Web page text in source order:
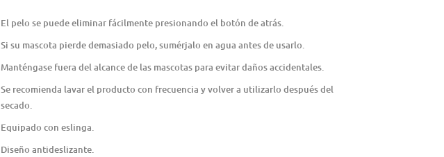
El pelo se puede eliminar fácilmente presionando el botón de atrás.
Si su mascota pierde demasiado pelo, sumérjalo en agua antes de usarlo.
Manténgase fuera del alcance de las mascotas para evitar daños accidentales.
Se recomienda lavar el producto con frecuencia y volver a utilizarlo después del
secado.
Equipado con eslinga.
Diseño antideslizante.